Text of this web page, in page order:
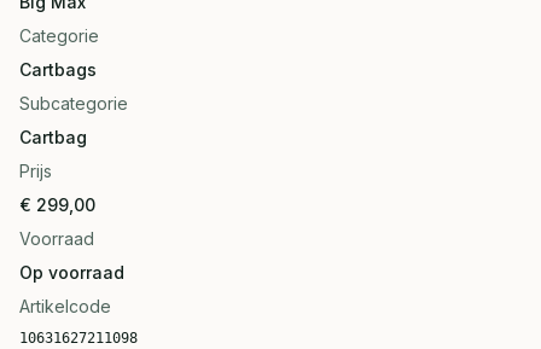
Categorie
Cartbags
Subcategorie
Cartbag
Prijs
€ 299,00
Voorraad
Op voorraad
Artikelcode
10631627211098